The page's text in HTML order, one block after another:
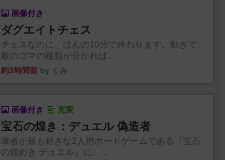
画像付き
ダグエイトチェス
チェスなのに、ほんの10分で終わります。動きで
敵のコマの種類が分かれば...
約3時間前 by くみ
画像付き 充実
宝石の煌き：デュエル 偽造者
筆者が最も好きな2人用ボードゲームである『宝石
の煌めき デュエル』に、...